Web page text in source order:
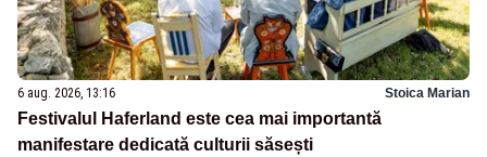
6 aug. 2026, 13:16 Stoica Marian
Festivalul Haferland este cea mai importantă
manifestare dedicată culturii săsești